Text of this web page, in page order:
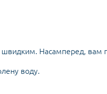
швидким. Насамперед, вам
воду.